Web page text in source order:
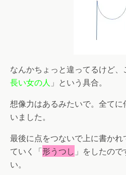
なんかちょっと違ってるけど
長い女の人 」という具合。
想像力はあるみたいで。全て
いました。
最後に点をつないで上に書か
ていく「形うつし 」をしたの
い。